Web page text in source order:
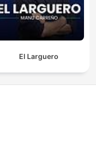
El Larguero